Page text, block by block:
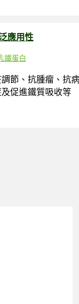
應用性
鐵蛋白
節、抗腫瘤、抗
促進鐵質吸收等